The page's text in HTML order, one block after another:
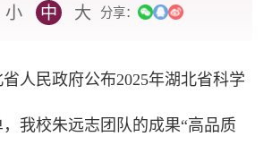
小 中 大 分享：
人民政府公布2025年湖北省科学
我校朱远志团队的成果“高品质